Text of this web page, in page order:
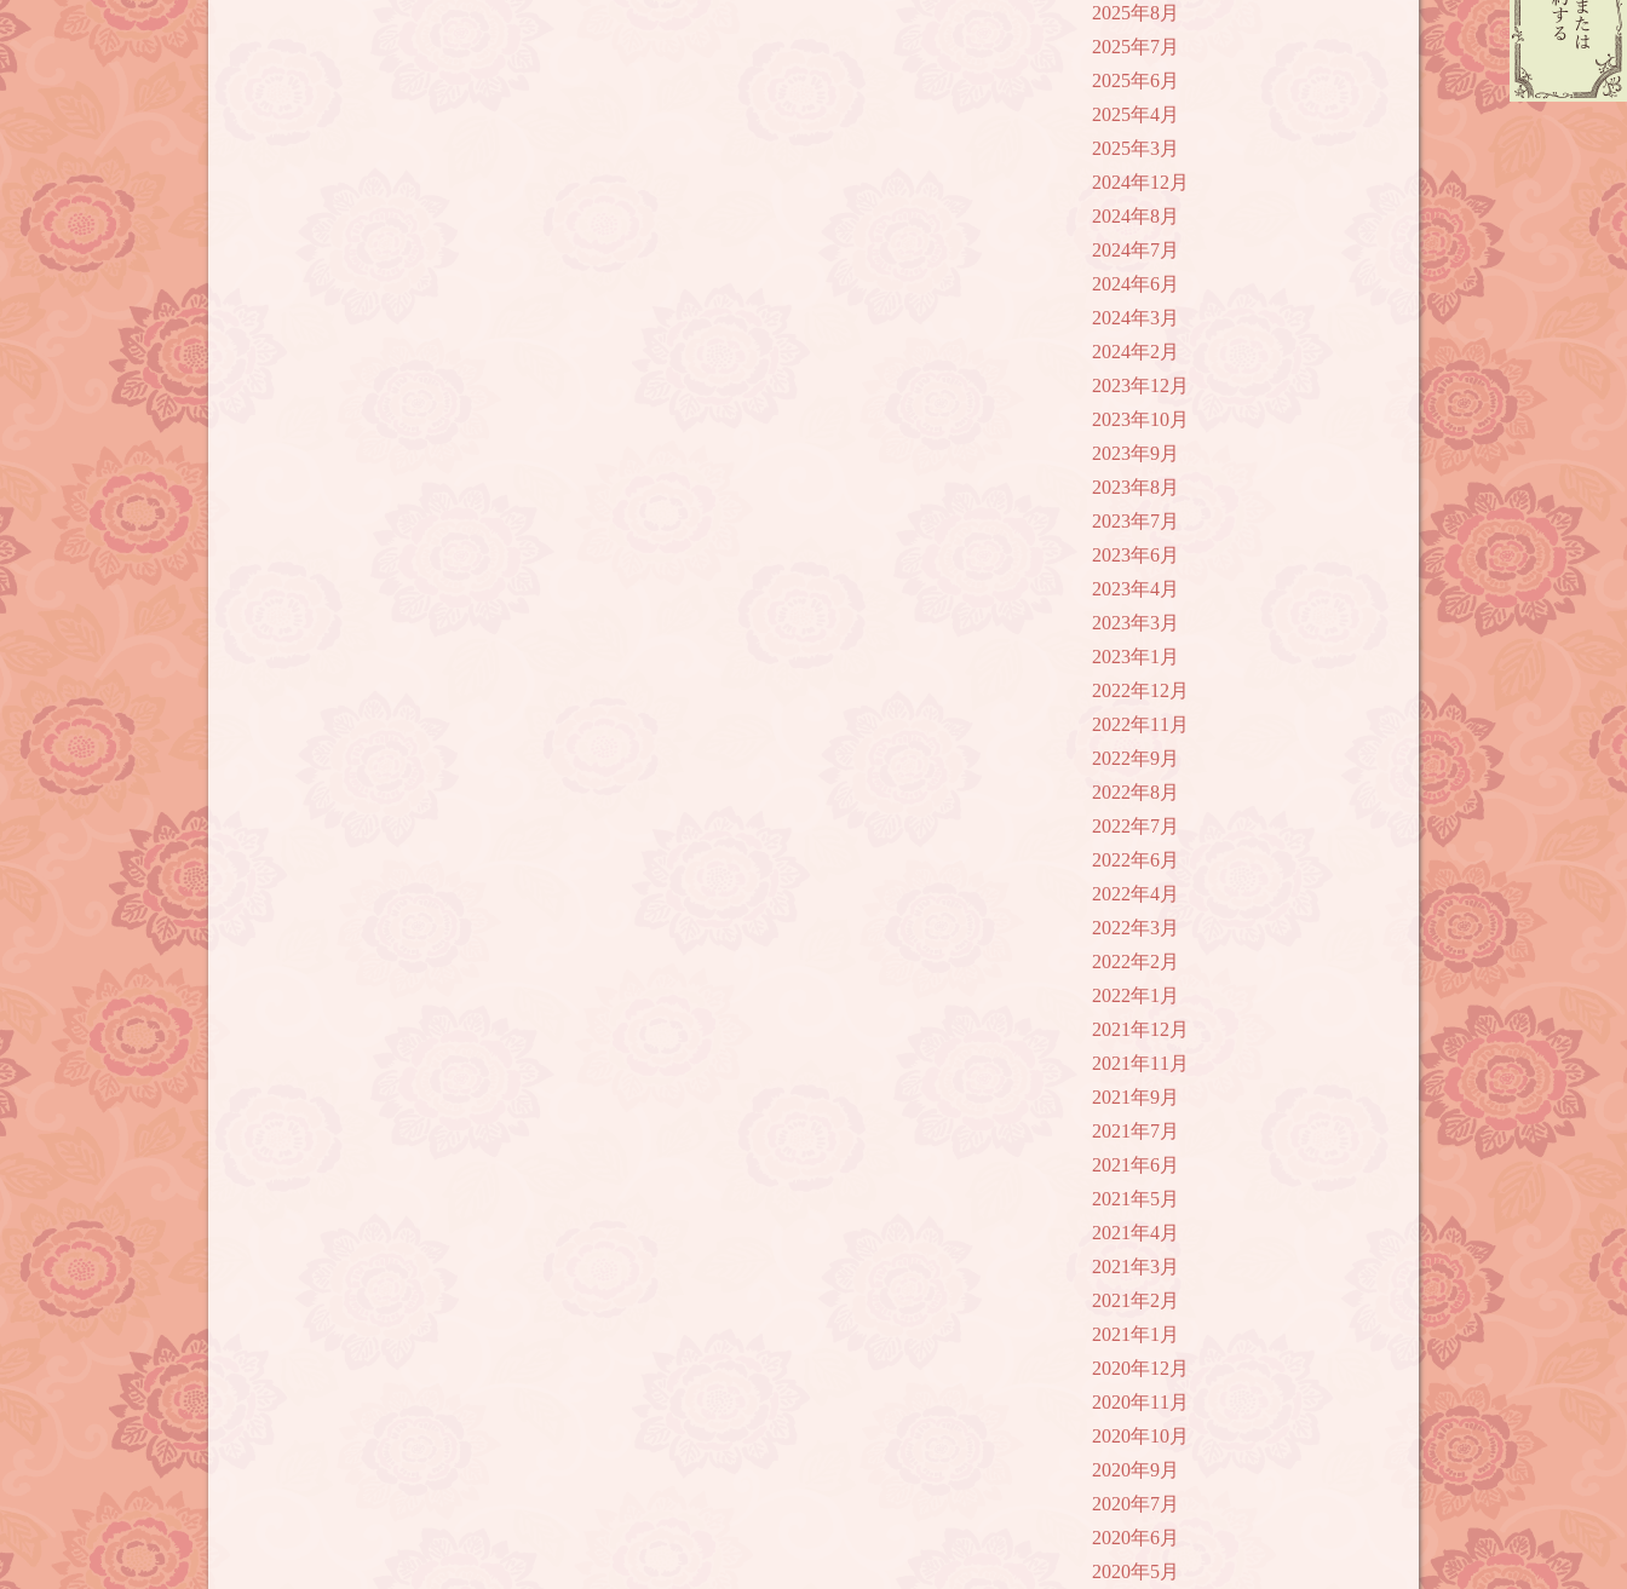
2025年8月
2025年7月
2025年6月
2025年4月
2025年3月
2024年12月
2024年8月
2024年7月
2024年6月
2024年3月
2024年2月
2023年12月
2023年10月
2023年9月
2023年8月
2023年7月
2023年6月
2023年4月
2023年3月
2023年1月
2022年12月
2022年11月
2022年9月
2022年8月
2022年7月
2022年6月
2022年4月
2022年3月
2022年2月
2022年1月
2021年12月
2021年11月
2021年9月
2021年7月
2021年6月
2021年5月
2021年4月
2021年3月
2021年2月
2021年1月
2020年12月
2020年11月
2020年10月
2020年9月
2020年7月
2020年6月
2020年5月